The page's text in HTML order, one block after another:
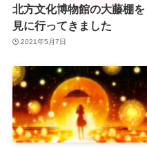
北方文化博物館の大藤棚を
見に行ってきました
2021年5月7日